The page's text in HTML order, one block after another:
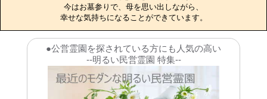
今はお墓参りで、母を思い出しながら、
幸せな気持ちになることができています。
●公営霊園を探されている方にも人気の高い
--明るい民営霊園 特集--